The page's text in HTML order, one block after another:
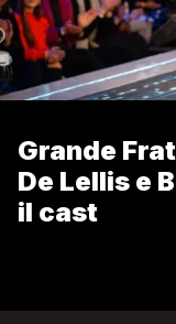
Grande
De Lellis e
il cast